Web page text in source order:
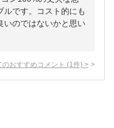
ルです。コスト的にも
いのではないかと思い
のおすすめコメント (1 件) >